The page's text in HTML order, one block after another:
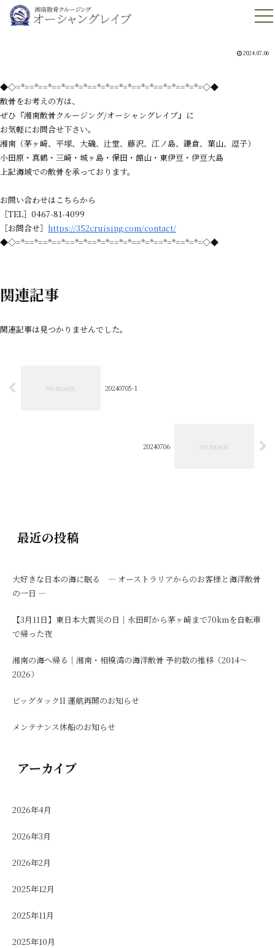
2024.07.06
◆◇=*==*==*==*==*=*==*=*==*=*==*=*==*=*==*=*=◇◆
散骨をお考えの方は、
ぜひ『湘南散骨クルージング/オーシャングレイブ』に
お気軽にお問合せ下さい。
湘南（茅ヶ崎、平塚、大磯、辻堂、藤沢、江ノ島、鎌倉、葉山、逗子）
小田原・真鶴・三崎・城ヶ島・保田・館山・東伊豆・伊豆大島
上記海域での散骨を承っております。
お問い合わせはこちらから
［TEL］0467-81-4099
［お問合せ］ https://352cruising.com/contact/
◆◇=*==*==*==*==*=*==*=*==*=*==*=*==*=*==*=*=◇◆
関連記事
関連記事は見つかりませんでした。
20240705-1
20240706
最近の投稿
大好きな日本の海に眠る ― オーストラリアからのお客様と海洋散骨
の一日 ―
【3月11日】東日本大震災の日｜永田町から茅ヶ崎まで70kmを自転車
で帰った夜
湘南の海へ帰る｜湘南・相模湾の海洋散骨 予約数の推移（2014〜
2026）
ビッグタックII 運航再開のお知らせ
メンテナンス休船のお知らせ
アーカイブ
2026年4月
2026年3月
2026年2月
2025年12月
2025年11月
2025年10月